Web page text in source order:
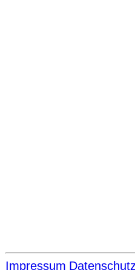
Impressum Datenschutz